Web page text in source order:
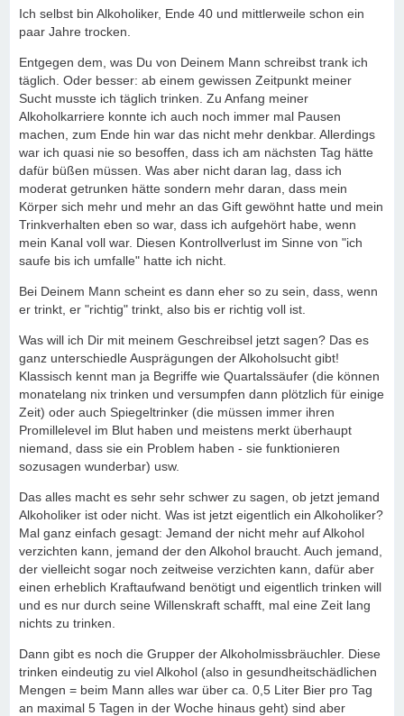
Ich selbst bin Alkoholiker, Ende 40 und mittlerweile schon ein
paar Jahre trocken.
Entgegen dem, was Du von Deinem Mann schreibst trank ich
täglich. Oder besser: ab einem gewissen Zeitpunkt meiner
Sucht musste ich täglich trinken. Zu Anfang meiner
Alkoholkarriere konnte ich auch noch immer mal Pausen
machen, zum Ende hin war das nicht mehr denkbar. Allerdings
war ich quasi nie so besoffen, dass ich am nächsten Tag hätte
dafür büßen müssen. Was aber nicht daran lag, dass ich
moderat getrunken hätte sondern mehr daran, dass mein
Körper sich mehr und mehr an das Gift gewöhnt hatte und mein
Trinkverhalten eben so war, dass ich aufgehört habe, wenn
mein Kanal voll war. Diesen Kontrollverlust im Sinne von "ich
saufe bis ich umfalle" hatte ich nicht.
Bei Deinem Mann scheint es dann eher so zu sein, dass, wenn
er trinkt, er "richtig" trinkt, also bis er richtig voll ist.
Was will ich Dir mit meinem Geschreibsel jetzt sagen? Das es
ganz unterschiedle Ausprägungen der Alkoholsucht gibt!
Klassisch kennt man ja Begriffe wie Quartalssäufer (die können
monatelang nix trinken und versumpfen dann plötzlich für einige
Zeit) oder auch Spiegeltrinker (die müssen immer ihren
Promillelevel im Blut haben und meistens merkt überhaupt
niemand, dass sie ein Problem haben - sie funktionieren
sozusagen wunderbar) usw.
Das alles macht es sehr sehr schwer zu sagen, ob jetzt jemand
Alkoholiker ist oder nicht. Was ist jetzt eigentlich ein Alkoholiker?
Mal ganz einfach gesagt: Jemand der nicht mehr auf Alkohol
verzichten kann, jemand der den Alkohol braucht. Auch jemand,
der vielleicht sogar noch zeitweise verzichten kann, dafür aber
einen erheblich Kraftaufwand benötigt und eigentlich trinken will
und es nur durch seine Willenskraft schafft, mal eine Zeit lang
nichts zu trinken.
Dann gibt es noch die Grupper der Alkoholmissbräuchler. Diese
trinken eindeutig zu viel Alkohol (also in gesundheitschädlichen
Mengen = beim Mann alles war über ca. 0,5 Liter Bier pro Tag
an maximal 5 Tagen in der Woche hinaus geht) sind aber